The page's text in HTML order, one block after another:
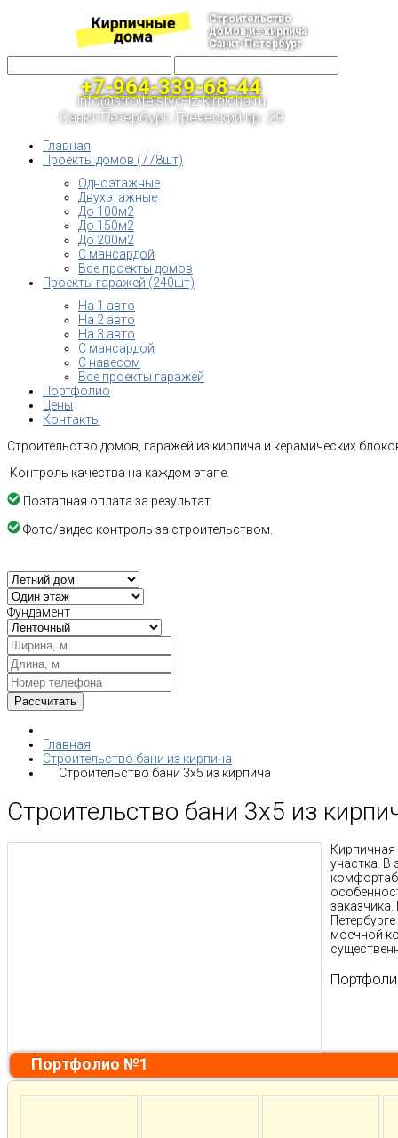
Строительство
домов из кирпича
Санкт-Петербург
+7-964-339-68-44
info@stroitelstvo-iz-kirpicha.ru
Санкт-Петербург, Греческий пр. 29
Главная
Проекты домов (778шт)
Одноэтажные
Двухэтажные
До 100м2
До 150м2
До 200м2
С мансардой
Все проекты домов
Проекты гаражей (240шт)
На 1 авто
На 2 авто
На 3 авто
С мансардой
С навесом
Все проекты гаражей
Портфолио
Цены
Контакты
Строительство домов, гаражей из кирпича и керамических
Контроль качества на каждом этапе.
Поэтапная оплата за результат
Фото/видео контроль за строительством.
Фундамент
Главная
Строительство бани из кирпича
Строительство бани 3х5 из кирпича
Строительство бани 3х5 из
Кирпичная
участка. В
моечной
Портфолио №1